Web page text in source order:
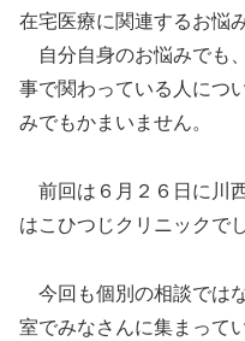
在宅医療に関連するお悩
自分自身のお悩みでも
事で関わっている人につ
みでもかまいません。
前回は６月２６日に川
はこひつじクリニックで
今回も個別の相談では
室でみなさんに集まって